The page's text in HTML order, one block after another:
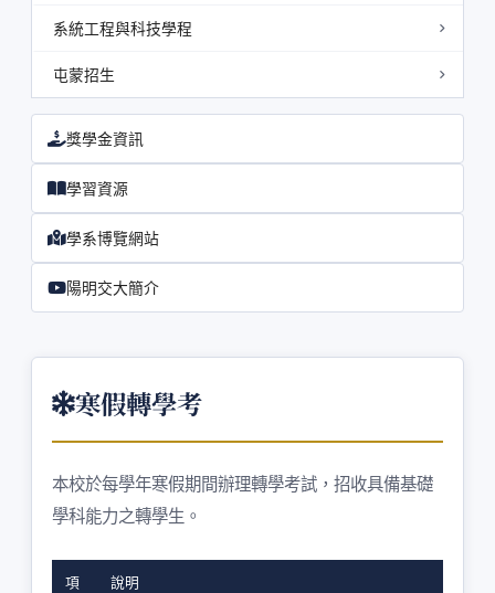
系統工程與科技學程
屯蒙招生
獎學金資訊
學習資源
學系博覽網站
陽明交大簡介
寒假轉學考
本校於每學年寒假期間辦理轉學考試，招收具備基礎
學科能力之轉學生。
項
說明